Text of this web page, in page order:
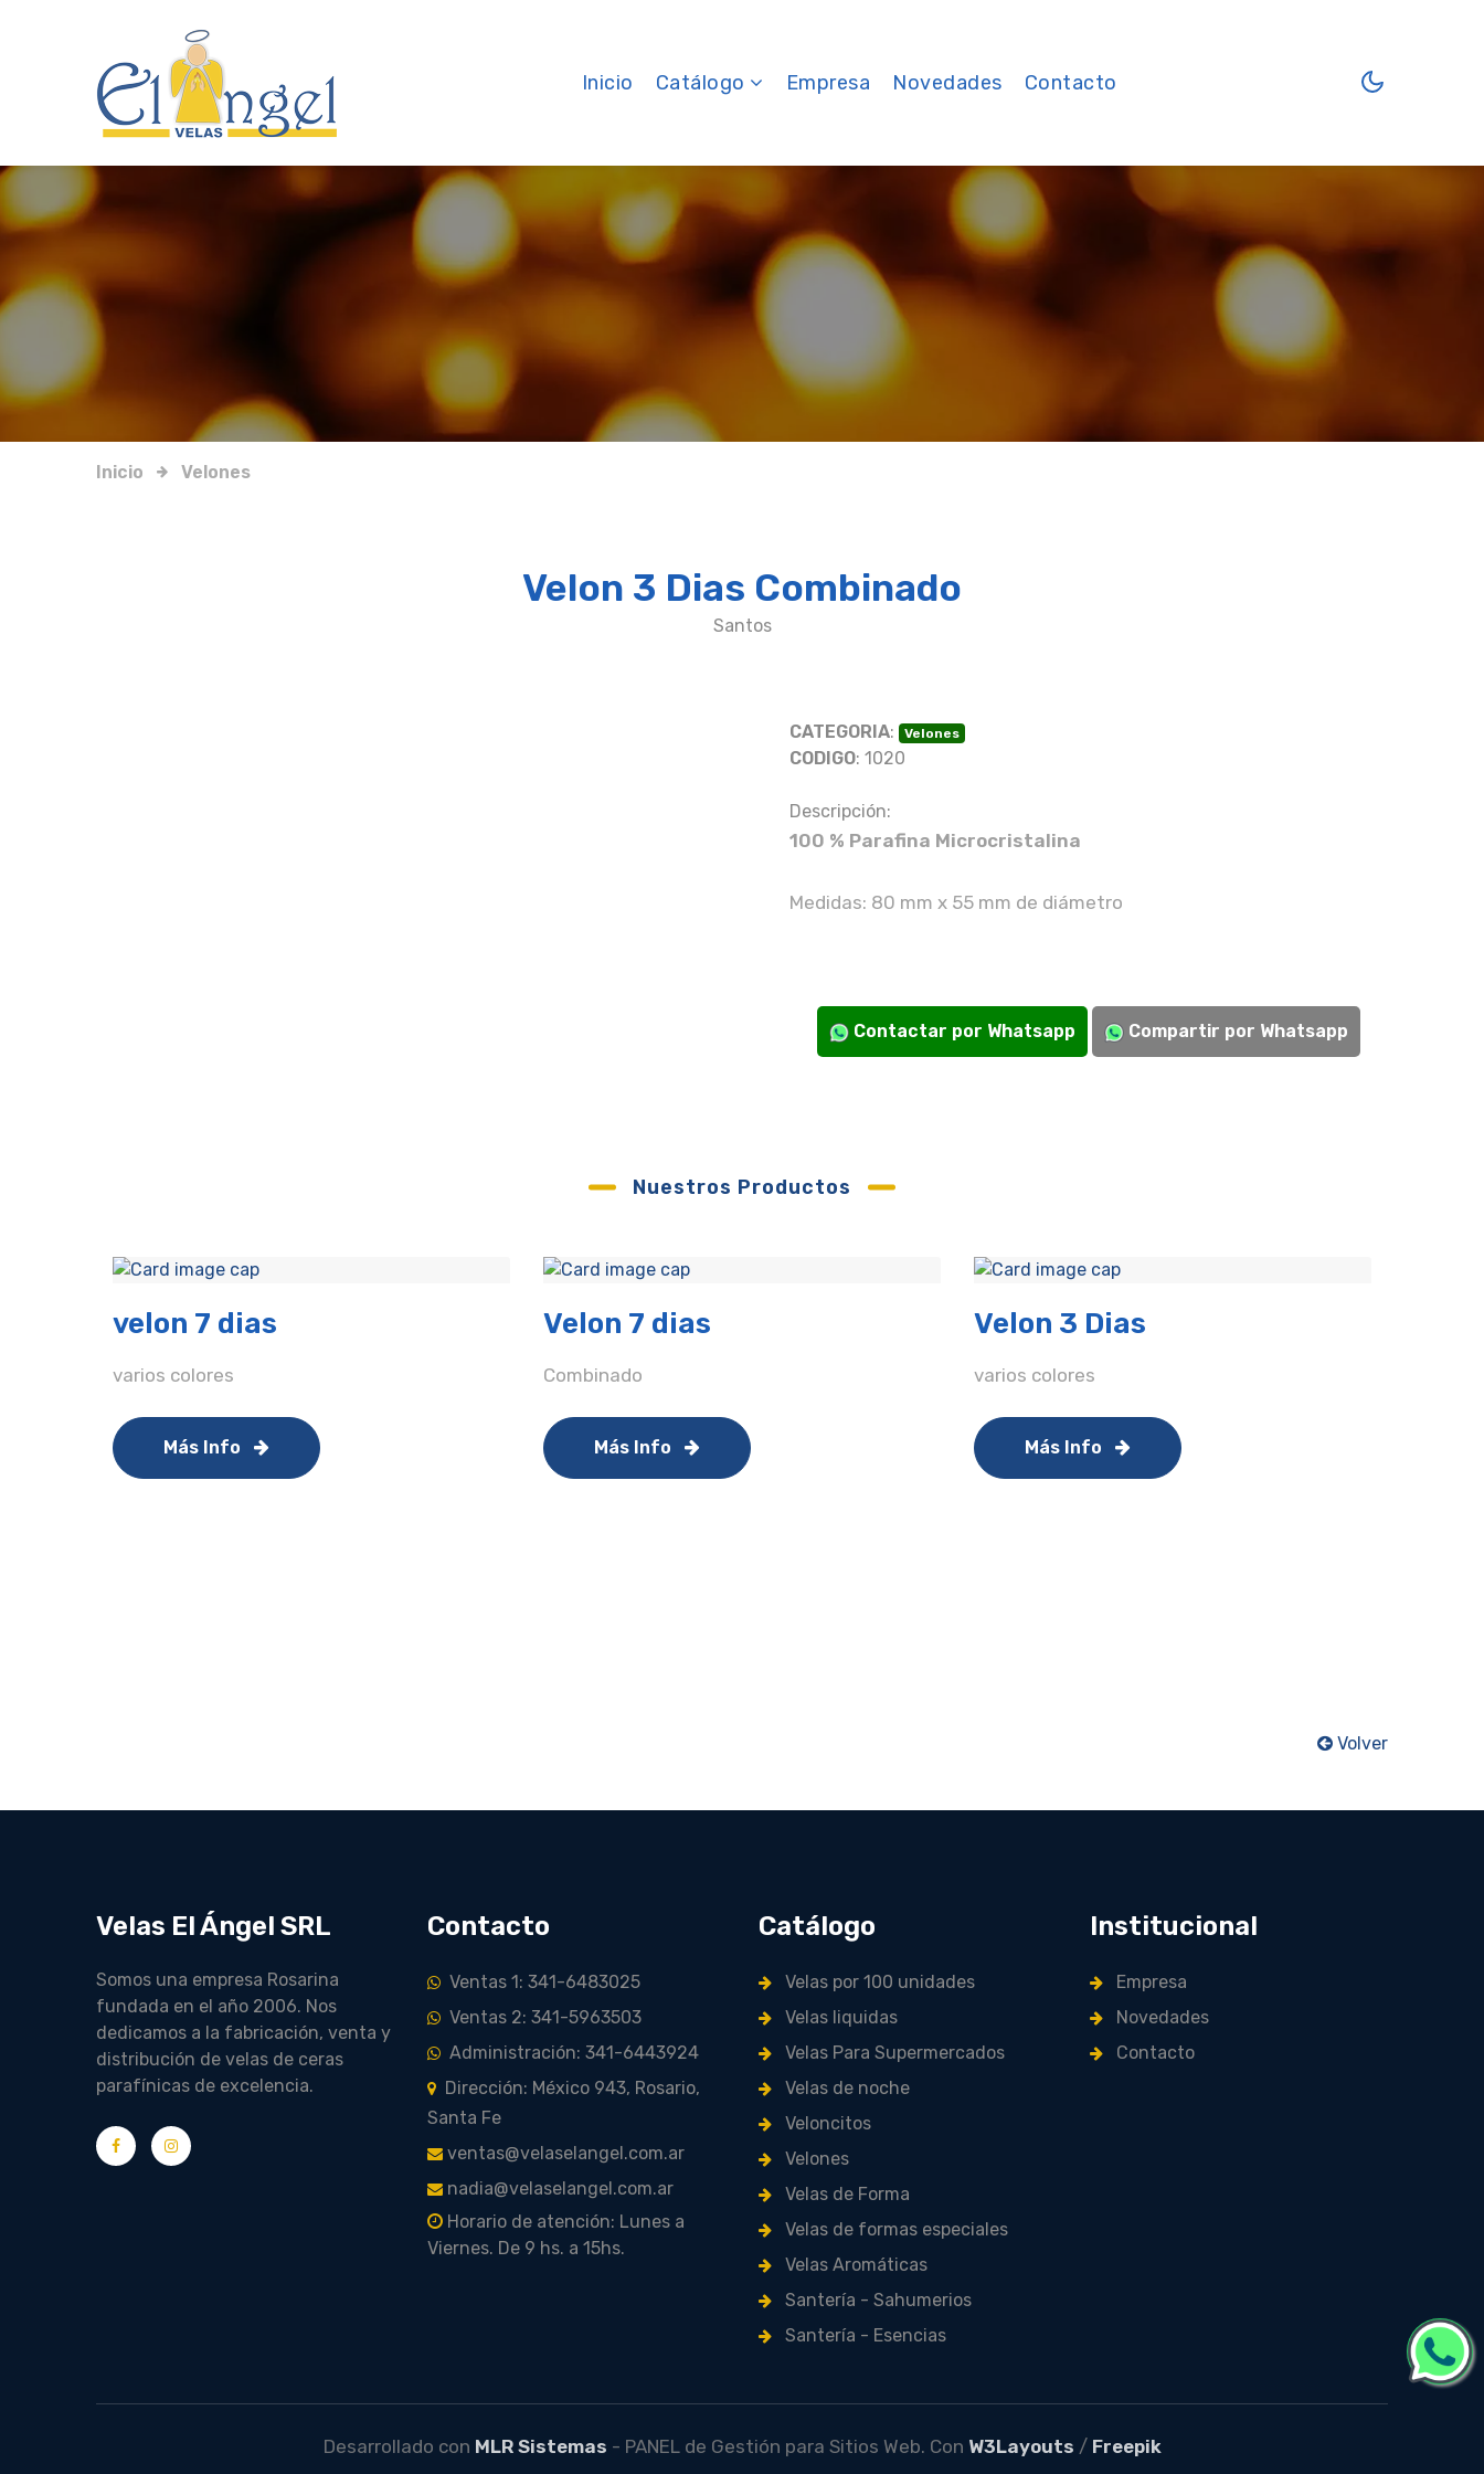
Inicio (current)
Catálogo Empresa Novedades Contacto
Inicio Velones
Velon 3 Dias Combinado
Santos
CATEGORIA: Velones
CODIGO: 1020
Descripción:
100 % Parafina Microcristalina
Medidas: 80 mm x 55 mm de diámetro
Contactar por Whatsapp Compartir por Whatsapp
Nuestros Productos
velon 7 dias
varios colores
Más Info
Velon 7 dias
Combinado
Más Info
Velon 3 Dias
varios colores
Más Info
Volver
Velas El Ángel SRL
Somos una empresa Rosarina
fundada en el año 2006. Nos
dedicamos a la fabricación, venta y
distribución de velas de ceras
parafínicas de excelencia.
Contacto
Ventas 1: 341-6483025
Ventas 2: 341-5963503
Administración: 341-6443924
Dirección: México 943, Rosario,
Santa Fe
ventas@velaselangel.com.ar
nadia@velaselangel.com.ar
Horario de atención: Lunes a
Viernes. De 9 hs. a 15hs.
Catálogo
Velas por 100 unidades
Velas liquidas
Velas Para Supermercados
Velas de noche
Veloncitos
Velones
Velas de Forma
Velas de formas especiales
Velas Aromáticas
Santería - Sahumerios
Santería - Esencias
Institucional
Empresa
Novedades
Contacto
Desarrollado con MLR Sistemas - PANEL de Gestión para Sitios Web. Con W3Layouts / Freepik